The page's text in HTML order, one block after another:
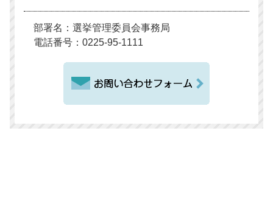
部署名：選挙管理委員会事務局
電話番号：0225-95-1111